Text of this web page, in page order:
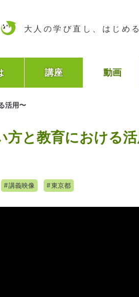
大人の学び直し、はじめる
講座 動画
活用〜
方と教育における
講義映像 東京都